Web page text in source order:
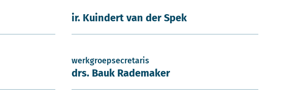
ir. Kuindert van der Spek
werkgroepsecretaris
drs. Bauk Rademaker